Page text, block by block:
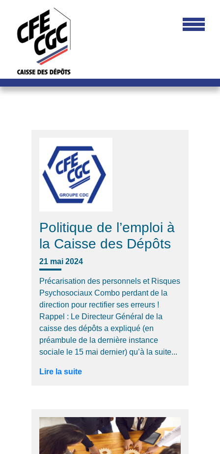
Politique de l’emploi à
la Caisse des Dépôts
21 mai 2024
Précarisation des personnels et Risques
Psychosociaux Combo perdant de la
direction pour rectifier ses erreurs !
Rappel : Le Directeur Général de la
caisse des dépôts a expliqué (en
préambule de la dernière instance
sociale le 15 mai dernier) qu’à la suite...
Lire la suite